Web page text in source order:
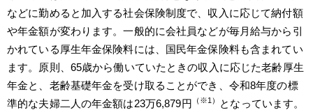
などに勤めると加入する社会保険制度で、収入に応じて納付額
や年金額が変わります。一般的に会社員などが毎月給与から引
かれている厚生年金保険料には、国民年金保険料も含まれてい
ます。原則、65歳から働いていたときの収入に応じた老齢厚生
年金と、老齢基礎年金を受け取ることができ、令和8年度の標
準的な夫婦二人の年金額は23万6,879円 （※1） となっています。